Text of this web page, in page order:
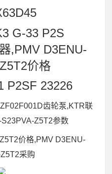
G-33 P2S
,PMV D3ENU-
价格
P2SF 23226
齿轮泵,KTR联
Z5T2参数
价格,PMV D3ENU-
采购